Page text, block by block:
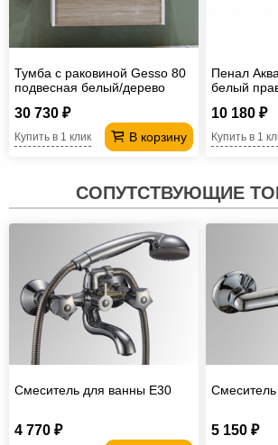
Тумба с раковиной Gesso 80
подвесная белый/дерево
30 730 ₽
В корзину
Купить в 1 клик
Пенал
белый
10 180 ₽
Купить в 1
СОПУТСТВУЮЩИЕ
Смеситель для ванны Е30
4 770 ₽ 5 150 ₽